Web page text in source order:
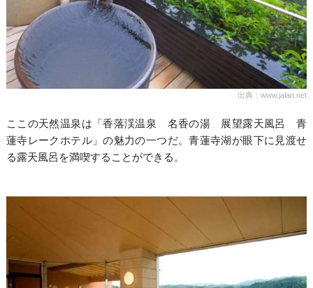
出典：www.jalan.net
ここの天然温泉は「香落渓温泉 名香の湯 展望露天風呂 青
蓮寺レークホテル」の魅力の一つだ。青蓮寺湖が眼下に見渡せ
る露天風呂を満喫することができる。